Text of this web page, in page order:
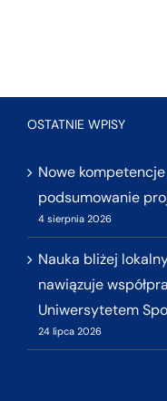
OSTATNIE WPISY
Nowe
podsumowanie
4 sierpnia 2026
Nauka bliżej
nawiązuje
Uniwersytetem
24 lipca 2026